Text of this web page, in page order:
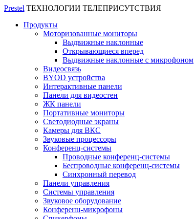
Prestel ТЕХНОЛОГИИ ТЕЛЕПРИСУТСТВИЯ
Продукты
Моторизованные мониторы
Выдвижные наклонные
Открывающиеся вперед
Выдвижные наклонные с микрофоном
Видеосвязь
BYOD устройства
Интерактивные панели
Панели для видеостен
ЖК панели
Портативные мониторы
Светодиодные экраны
Камеры для ВКС
Звуковые процессоры
Конференц-системы
Проводные конференц-системы
Беспроводные конференц-системы
Синхронный перевод
Панели управления
Системы управления
Звуковое оборудование
Конференц-микрофоны